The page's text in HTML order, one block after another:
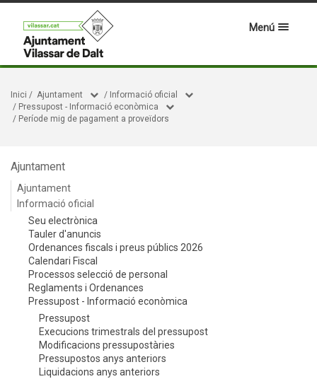
Menú
Inici / Ajuntament / Informació oficial
/ Pressupost - Informació econòmica
/ Període mig de pagament a proveïdors
Ajuntament
Ajuntament
Informació oficial
Seu electrònica
Tauler d'anuncis
Ordenances fiscals i preus públics 2026
Calendari Fiscal
Processos selecció de personal
Reglaments i Ordenances
Pressupost - Informació econòmica
Pressupost
Execucions trimestrals del pressupost
Modificacions pressupostàries
Pressupostos anys anteriors
Liquidacions anys anteriors